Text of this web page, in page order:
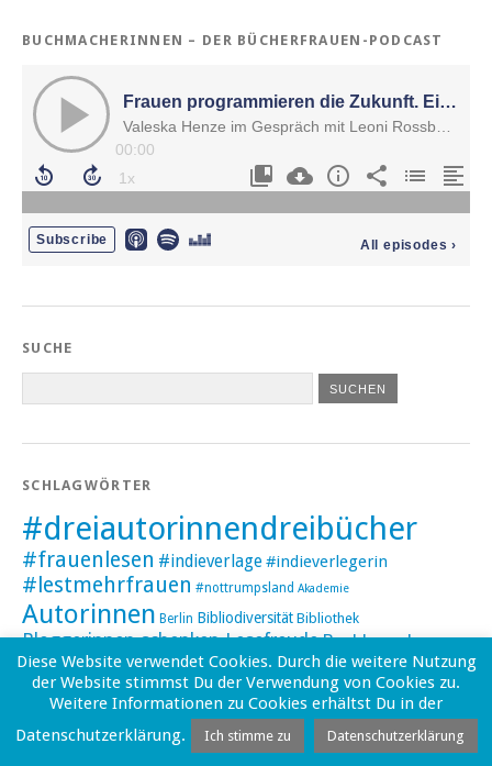
BUCHMACHERINNEN – DER BÜCHERFRAUEN-PODCAST
SUCHE
SCHLAGWÖRTER
#dreiautorinnendreibücher
#frauenlesen #indieverlage#indieverlegerin
#lestmehrfrauen #nottrumpsland Akademie
Autorinnen Berlin Bibliodiversität Bibliothek
Bloggerinnen schenken LesefreudeBuchbranche
Buchhandel Buchhandlung
Buchmacherinnen BücherFrau des Jahres
BücherFrauenDigitalisierung Drei
Diese Website verwendet Cookies. Durch die weitere Nutzung
der Website stimmst Du der Verwendung von Cookies zu.
Weitere Informationen zu Cookies erhältst Du in der
Datenschutzerklärung.
Ich stimme zu Datenschutzerklärung